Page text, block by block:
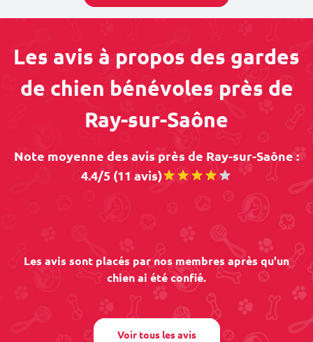
Les avis à propos des gardes
de chien bénévoles près de
Ray-sur-Saône
Note moyenne des avis près de Ray-sur-Saône :
4.4/5 (11 avis)
Les avis sont placés par nos membres après qu'un
chien ai été confié.
Voir tous les avis